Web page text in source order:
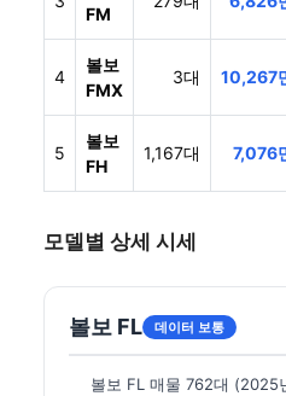
FM
4
볼보
FMX
3대 10,267
5
볼보
FH
1,167대 7,076
모델별 상세 시세
볼보 FL 데이터 보통
볼보 FL 매물 762대 (2025